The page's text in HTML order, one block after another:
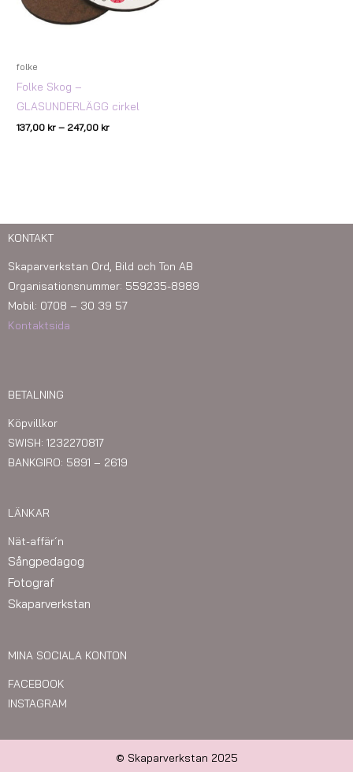
folke
Folke Skog –
GLASUNDERLÄGG cirkel
137,00 kr – 247,00 kr
KONTAKT
Skaparverkstan Ord, Bild och Ton AB
Organisationsnummer: 559235-8989
Mobil: 0708 – 30 39 57
Kontaktsida
BETALNING
Köpvillkor
SWISH: 1232270817
BANKGIRO: 5891 – 2619
LÄNKAR
Nät-affär´n
Sångpedagog
Fotograf
Skaparverkstan
MINA SOCIALA KONTON
FACEBOOK
INSTAGRAM
© Skaparverkstan 2025